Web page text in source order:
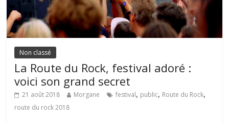
Non classé
La Route du Rock, festival adoré :
voici son grand secret
21 août 2018 Morgane festival, public, Route du Rock,
route du rock 2018